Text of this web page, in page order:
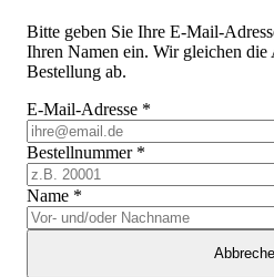
Bitte geben Sie Ihre E-Mail-
Ihren Namen ein. Wir gleichen die
Bestellung ab.
E-Mail-Adresse *
Bestellnummer *
Name *